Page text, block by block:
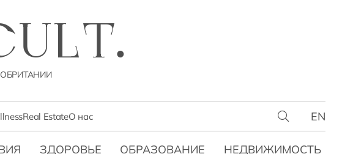
Real EstateО нас EN
ЗДОРОВЬЕ ОБРАЗОВАНИЕ НЕДВИЖИМОСТЬ